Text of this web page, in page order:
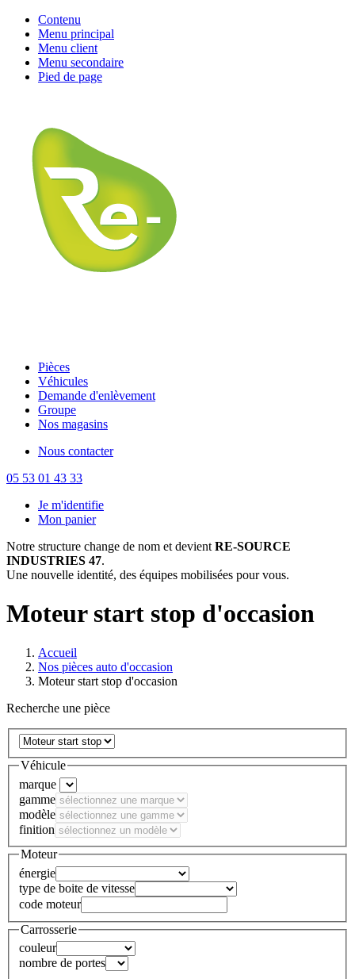
Contenu
Menu principal
Menu client
Menu secondaire
Pied de page
Pièces
Véhicules
Demande d'enlèvement
Groupe
Nos magasins
Nous contacter
05 53 01 43 33
Je m'identifie
Mon panier
Notre structure change de nom et devient RE-SOURCE
INDUSTRIES 47.
Une nouvelle identité, des équipes mobilisées pour vous.
Moteur start stop d'occasion
Accueil
Nos pièces auto d'occasion
Moteur start stop d'occasion
Recherche une pièce
Véhicule
marque
gamme
modèle
finition
Moteur
énergie
type de boite de vitesse
code moteur
Carrosserie
couleur
nombre de portes